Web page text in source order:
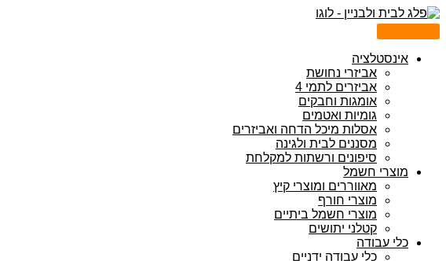
דילוג
לתוכן
אינסטלציה
אביזרי נחושת
אביזרים לתמי 4
אומגות וחבקים
גומיות ואטמים
אסלות מיכל הדחה ואביזרים
מסננים לבית ולגינה
סיפונים ורשתות למקלחת
מוצרי חשמל
מאווררים ומוצרי קיץ
מוצרי חורף
מוצרי חשמל ביתיים
קטלני יתושים
כלי עבודה
כלי עבודה ידניים
Products
search
Products
search